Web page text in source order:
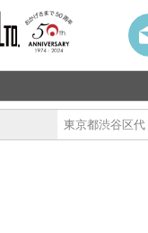
東京都渋谷区代